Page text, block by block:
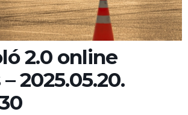
2.0 online
2025.05.20.